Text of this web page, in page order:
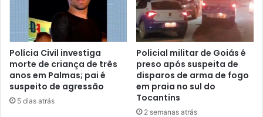
Polícia Civil investiga
morte de criança de três
anos em Palmas; pai é
suspeito de agressão
5 dias atrás
Policial militar de Goiás é
preso após suspeita de
disparos de arma de fogo
em praia no sul do
Tocantins
2 semanas atrás